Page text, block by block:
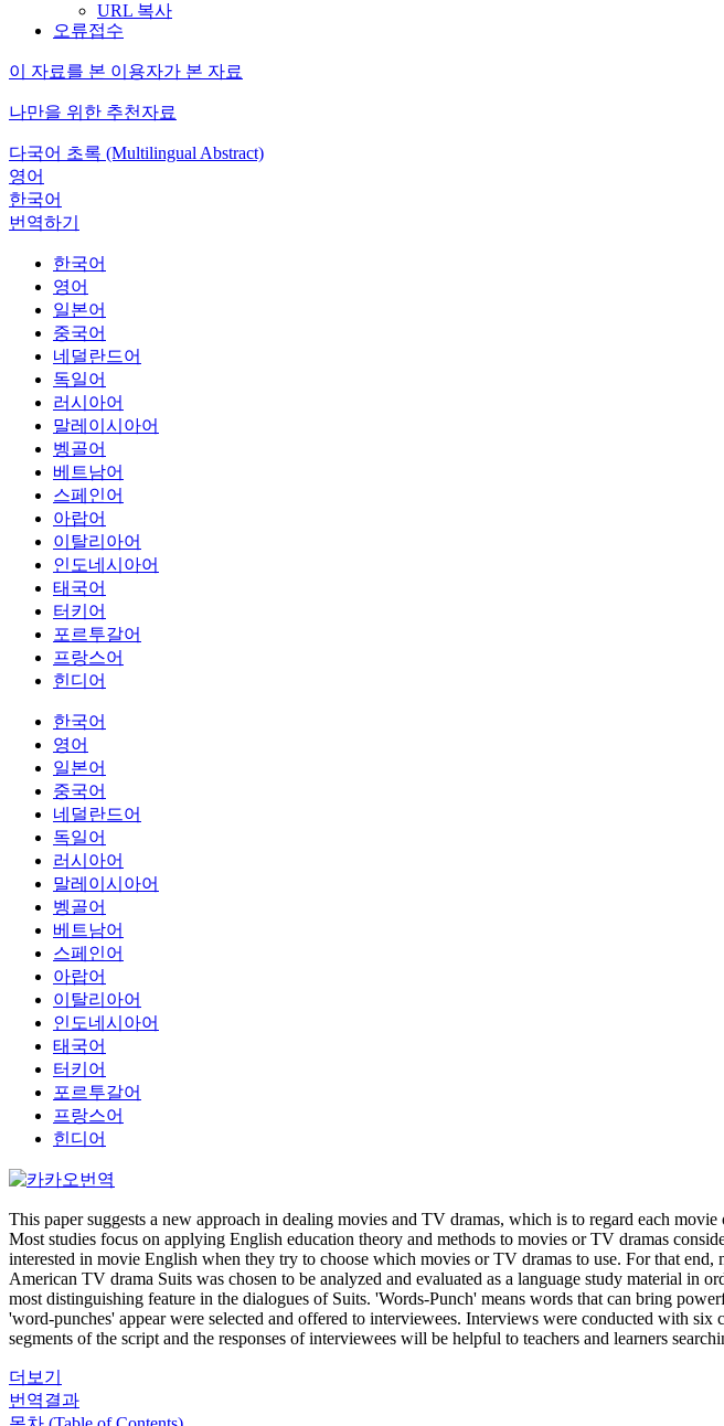
URL 복사
오류접수
이 자료를 본 이용자가 본 자료
나만을 위한 추천자료
다국어 초록 (Multilingual Abstract)
영어
한국어
번역하기
한국어
영어
일본어
중국어
네덜란드어
독일어
러시아어
말레이시아어
벵골어
베트남어
스페인어
아랍어
이탈리아어
인도네시아어
태국어
터키어
포르투갈어
프랑스어
힌디어
한국어
영어
일본어
중국어
네덜란드어
독일어
러시아어
말레이시아어
벵골어
베트남어
스페인어
아랍어
이탈리아어
인도네시아어
태국어
터키어
포르투갈어
프랑스어
힌디어
This paper suggests a new approach in dealing movies and TV dramas, which is to regard each
Most studies focus on applying English education theory and methods to movies or TV dramas
interested in movie English when they try to choose which movies or TV dramas to use. For that
American TV drama Suits was chosen to be analyzed and evaluated as a language study material in
most distinguishing feature in the dialogues of Suits. 'Words-Punch' means words that can bring
'word-punches' appear were selected and offered to interviewees. Interviews were conducted with
segments of the script and the responses of interviewees will be helpful to teachers and learners
더보기
번역결과